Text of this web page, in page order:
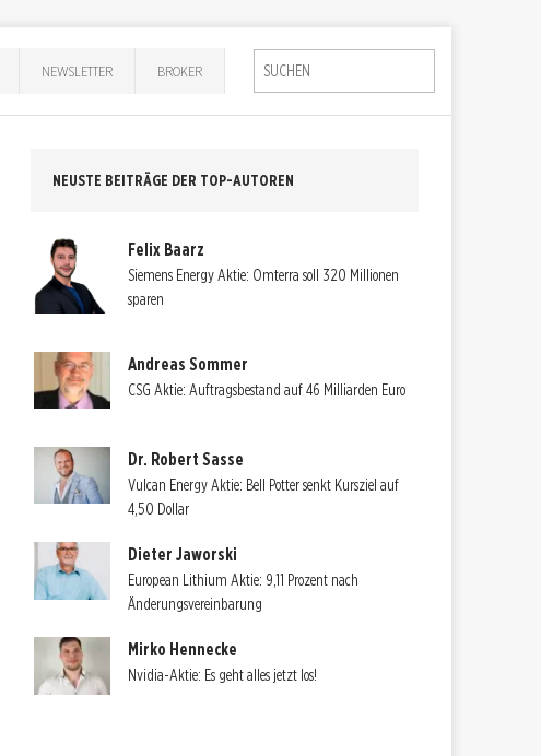
NEWSLETTER BROKER
NEUSTE BEITRÄGE DER TOP-AUTOREN
Felix Baarz
Siemens Energy Aktie: Omterra soll 320 Millionen
sparen
Andreas Sommer
CSG Aktie: Auftragsbestand auf 46 Milliarden Euro
Dr. Robert Sasse
Vulcan Energy Aktie: Bell Potter senkt Kursziel auf
4,50 Dollar
Dieter Jaworski
European Lithium Aktie: 9,11 Prozent nach
Änderungsvereinbarung
Mirko Hennecke
Nvidia-Aktie: Es geht alles jetzt los!